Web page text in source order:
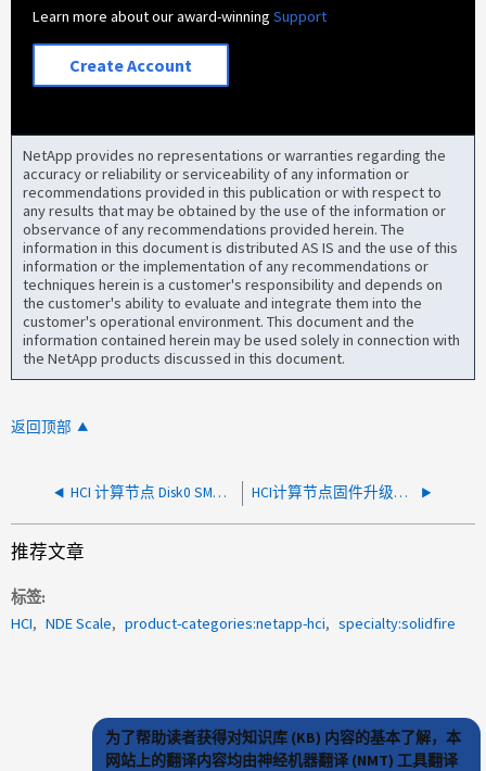
Learn more about our award-winningSupport
Create Account
NetApp provides no representations or warranties regarding the
accuracy or reliability or serviceability of any information or
recommendations provided in this publication or with respect to
any results that may be obtained by the use of the information or
observance of any recommendations provided herein. The
information in this document is distributed AS IS and the use of this
information or the implementation of any recommendations or
techniques herein is a customer's responsibility and depends on
the customer's ability to evaluate and integrate them into the
customer's operational environment. This document and the
information contained herein may be used solely in connection with
the NetApp products discussed in this document.
返回顶部
HCI 计算节点 Disk0 SMART 故障 HCI计算节点固件升级错误
推荐文章
标签
HCI
NDE Scale product-categories:netapp-hci specialty:solidfire
为了帮助读者获得对知识库 (KB) 内容的基本了解，本
网站上的翻译内容均由神经机器翻译 (NMT) 工具翻译